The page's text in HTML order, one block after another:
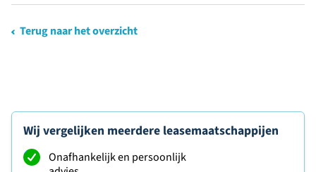
Terug naar het overzicht
Wij vergelijken meerdere leasemaatschappijen
Onafhankelijk en persoonlijk